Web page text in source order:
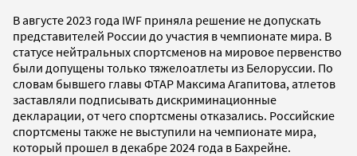
В августе 2023 года IWF приняла решение не допускать
представителей России до участия в чемпионате мира. В
статусе нейтральных спортсменов на мировое первенство
были допущены только тяжелоатлеты из Белоруссии. По
словам бывшего главы ФТАР Максима Агапитова, атлетов
заставляли подписывать дискриминационные
декларации, от чего спортсмены отказались. Российские
спортсмены также не выступили на чемпионате мира,
который прошел в декабре 2024 года в Бахрейне.